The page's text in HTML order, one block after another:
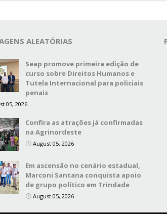
ALEATÓRIAS
Seap promove primeira edição de
curso sobre Direitos Humanos e
Tutela Internacional para policiais
penais
05, 2026
Confira as atrações já confirmadas
na Agrinordeste
August 05, 2026
Em ascensão no cenário estadual,
Marconi Santana conquista apoio
de grupo político em Trindade
August 05, 2026